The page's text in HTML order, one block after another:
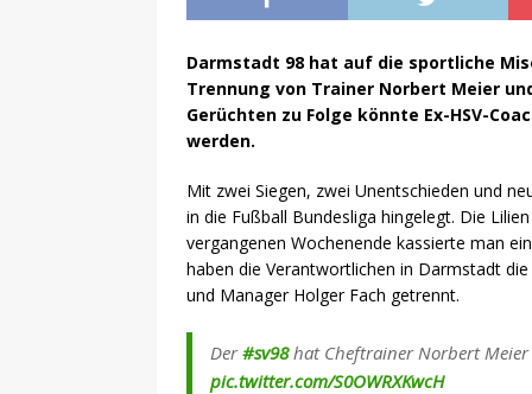
Darmstadt 98 hat auf die sportliche
Trennung von Trainer Norbert Meier
Gerüchten zu Folge könnte Ex-HSV-
werden.
Mit zwei Siegen, zwei Unentschieden und
in die Fußball Bundesliga hingelegt. Die
vergangenen Wochenende kassierte man
haben die Verantwortlichen in Darmstadt
und Manager Holger Fach getrennt.
Der#sv98hat Cheftrainer Norbert Meier
pic.twitter.com/S0OWRXKwcH